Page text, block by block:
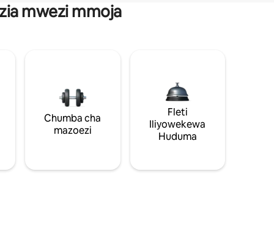
mwezi mmoja
Chumba cha
mazoezi
Fleti
Iliyowekewa
Huduma